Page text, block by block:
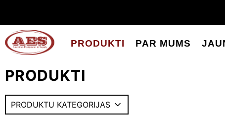
PRODUKTI PAR MUMS
PRODUKTI